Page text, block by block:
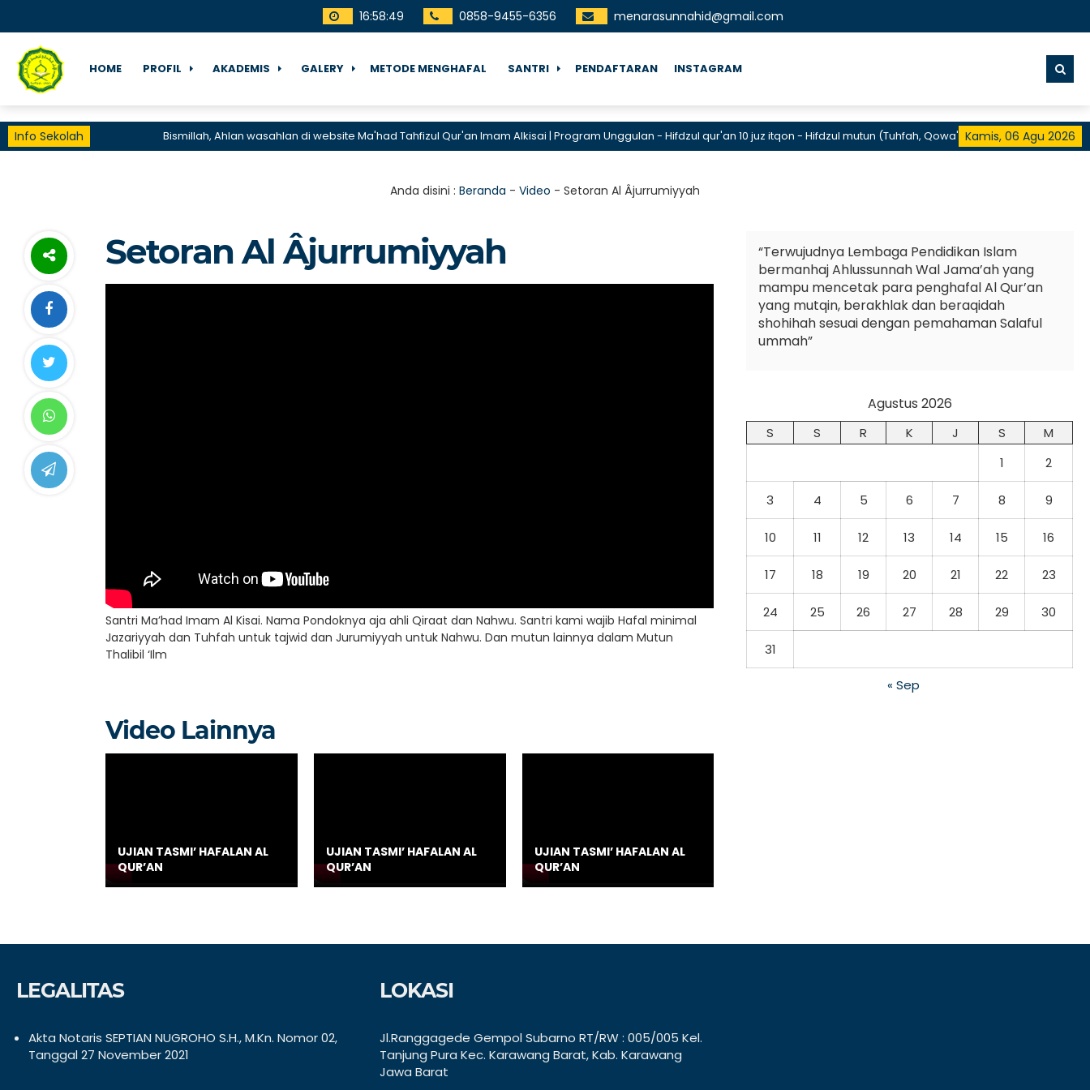
16:58:49 0858-9455-6356 menarasunnahid@gmail.com
HOME PROFIL AKADEMIS GALERY METODE MENGHAFAL SANTRI PENDAFTARAN INSTAGRAM
Info Sekolah Kamis, 06 Agu 2026
Bismillah, Ahlan wasahlan di website Ma'had Tahfizul Qur'an Imam Alkisai | Program Unggulan - Hifdzul qur'an 10 juz itqon - Hifdzul mutun (Tuhfah, Qowa'idul Arba', Ushul Tsalatsah,
Anda disini : Beranda - Video - Setoran Al Âjurrumiyyah
Setoran Al Âjurrumiyyah
Santri Ma’had Imam Al Kisai. Nama Pondoknya aja ahli Qiraat dan Nahwu. Santri kami wajib Hafal minimal
Jazariyyah dan Tuhfah untuk tajwid dan Jurumiyyah untuk Nahwu. Dan mutun lainnya dalam Mutun
Thalibil ‘Ilm
Video Lainnya
UJIAN TASMI’ HAFALAN AL
QUR’AN
UJIAN TASMI’ HAFALAN AL
QUR’AN
UJIAN TASMI’ HAFALAN AL
QUR’AN
“Terwujudnya Lembaga Pendidikan Islam
bermanhaj Ahlussunnah Wal Jama’ah yang
mampu mencetak para penghafal Al Qur’an
yang mutqin, berakhlak dan beraqidah
shohihah sesuai dengan pemahaman Salaful
ummah”
Agustus 2026
S S R K J S
M
1
2
3 4 5 6 7 8 9
10 11 12 13 14 15 16
17 18 19 20 21 22 23
24 25 26 27 28 29 30
31
« Sep
LEGALITAS
Akta Notaris SEPTIAN NUGROHO S.H., M.Kn. Nomor 02,
Tanggal 27 November 2021
LOKASI
Jl.Ranggagede Gempol Subarno RT/RW : 005/005 Kel.
Tanjung Pura Kec. Karawang Barat, Kab. Karawang
Jawa Barat